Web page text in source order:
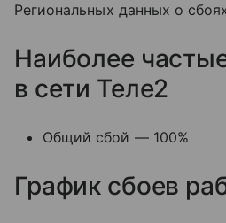
Региональных данных о
Наиболее
в сети Теле2
Общий сбой — 100%
График сбоев